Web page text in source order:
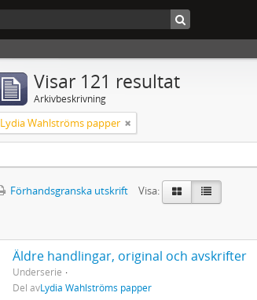
Visar 121 resultat
Arkivbeskrivning
Lydia Wahlströms papper
Förhandsgranska utskrift
Visa:
Äldre handlingar, original och avskrifter
Underserie
Del avLydia Wahlströms papper